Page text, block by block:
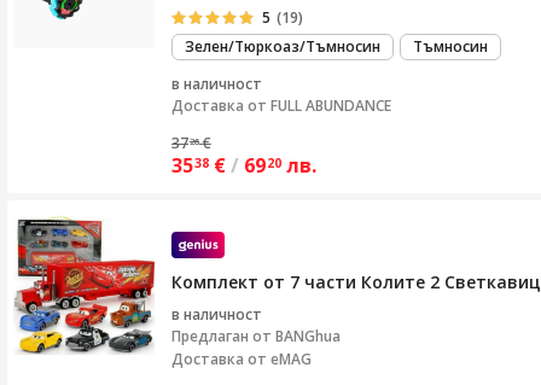
5 (19)
Зелен/Тюркоаз/Тъмносин
Тъмносин
в наличност
Доставка от FULL ABUNDANCE
3726 €
3538 €/ 6920 лв.
Комплект от 7 части Колите 2
в наличност
Предлаган от BANGhua
Доставка от eMAG